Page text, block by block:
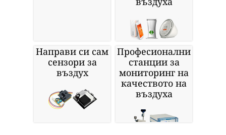
Направи си сам
сензори за
въздух
Професионални
станции за
мониторинг на
качеството на
въздуха